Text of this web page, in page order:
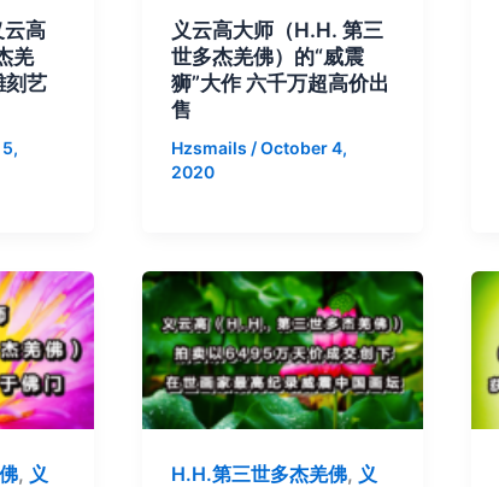
云高
羌
刻艺
义云高大师（H.H. 第三
世多杰羌佛）的“威震
狮”大作 六千万超高价出
售
Hzsmails /October 4,
2020
, 义
H.H.第三世多杰羌佛, 义